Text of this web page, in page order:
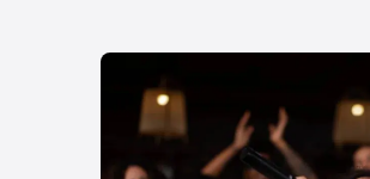
Articles